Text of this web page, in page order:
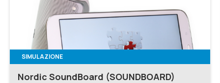
SIMULAZIONE
Nordic SoundBoard (SOUNDBOARD)